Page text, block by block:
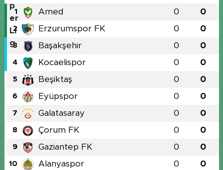
1 Amed 0 0
2 Erzurumspor FK 0 0
3 Başakşehir 0 0
4 Kocaelispor 0 0
5 Beşiktaş 0 0
6 Eyüpspor 0 0
7 Galatasaray 0 0
8 Çorum FK 0 0
9 Gaziantep FK 0 0
10 Alanyaspor 0 0